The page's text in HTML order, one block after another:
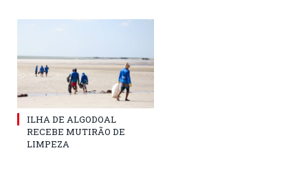
ILHA DE ALGODOAL
RECEBE MUTIRÃO DE
LIMPEZA